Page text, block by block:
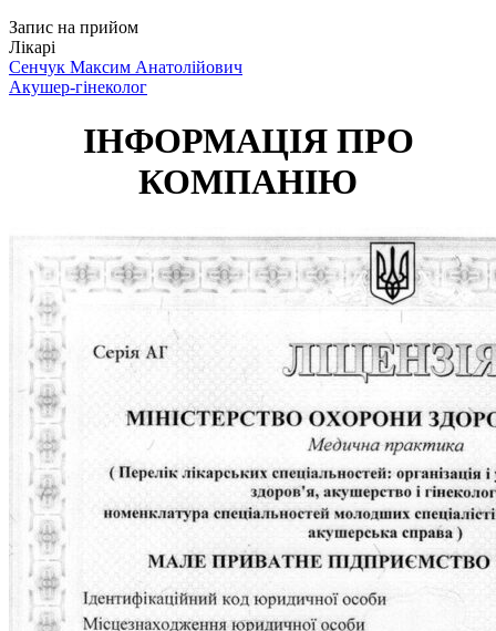
Запис на прийом
Лікарі
Сенчук Максим Анатолійович
Акушер-гінеколог
ІНФОРМАЦІЯ ПРО
КОМПАНІЮ